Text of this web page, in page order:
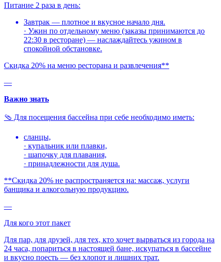
Питание 2 раза в день:
Завтрак — плотное и вкусное начало дня.
· Ужин по отдельному меню (заказы принимаются до
22:30 в ресторане) — наслаждайтесь ужином в
спокойной обстановке.
Скидка 20% на меню ресторана и развлечения**
—
Важно знать
🩴 Для посещения бассейна при себе необходимо иметь:
сланцы,
· купальник или плавки,
· шапочку для плавания,
· принадлежности для душа.
**Скидка 20% не распространяется на: массаж, услуги
банщика и алкогольную продукцию.
—
Для кого этот пакет
Для пар, для друзей, для тех, кто хочет вырваться из города на
24 часа, попариться в настоящей бане, искупаться в бассейне
и вкусно поесть — без хлопот и лишних трат.